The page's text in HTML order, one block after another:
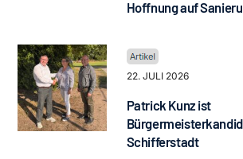
Hoffnung auf
22. JULI 2026
Patrick Kunz ist
Schifferstadt